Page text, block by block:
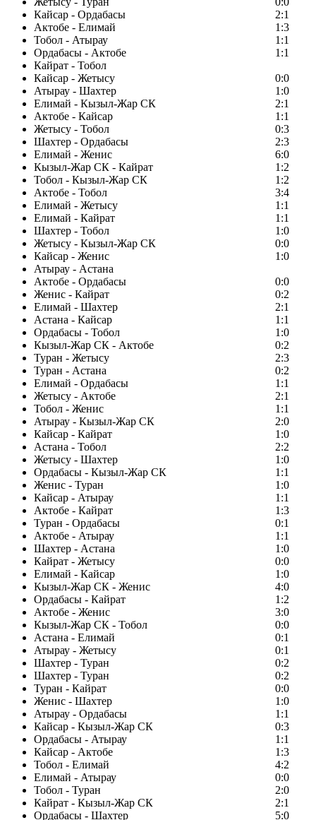
Кайсар - Ордабасы
2:1
Актобе - Елимай
1:3
Тобол - Атырау
1:1
Ордабасы - Актобе
1:1
Кайрат - Тобол
Кайсар - Жетысу
0:0
Атырау - Шахтер
1:0
Елимай - Кызыл-Жар СК
2:1
Актобе - Кайсар
1:1
Жетысу - Тобол
0:3
Шахтер - Ордабасы
2:3
Елимай - Женис
6:0
Кызыл-Жар СК - Кайрат
1:2
Тобол - Кызыл-Жар СК
1:2
Актобе - Тобол
3:4
Елимай - Жетысу
1:1
Елимай - Кайрат
1:1
Шахтер - Тобол
1:0
Жетысу - Кызыл-Жар СК
0:0
Кайсар - Женис
1:0
Атырау - Астана
Актобе - Ордабасы
0:0
Женис - Кайрат
0:2
Елимай - Шахтер
2:1
Астана - Кайсар
1:1
Ордабасы - Тобол
1:0
Кызыл-Жар СК - Актобе
0:2
Туран - Жетысу
2:3
Туран - Астана
0:2
Елимай - Ордабасы
1:1
Жетысу - Актобе
2:1
Тобол - Женис
1:1
Атырау - Кызыл-Жар СК
2:0
Кайсар - Кайрат
1:0
Астана - Тобол
2:2
Жетысу - Шахтер
1:0
Ордабасы - Кызыл-Жар СК
1:1
Женис - Туран
1:0
Кайсар - Атырау
1:1
Актобе - Кайрат
1:3
Туран - Ордабасы
0:1
Актобе - Атырау
1:1
Шахтер - Астана
1:0
Кайрат - Жетысу
0:0
Елимай - Кайсар
1:0
Кызыл-Жар СК - Женис
4:0
Ордабасы - Кайрат
1:2
Актобе - Женис
3:0
Кызыл-Жар СК - Тобол
0:0
Астана - Елимай
0:1
Атырау - Жетысу
0:1
Шахтер - Туран
0:2
Шахтер - Туран
0:2
Туран - Кайрат
0:0
Женис - Шахтер
1:0
Атырау - Ордабасы
1:1
Кайсар - Кызыл-Жар СК
0:3
Ордабасы - Атырау
1:1
Кайсар - Актобе
1:3
Тобол - Елимай
4:2
Елимай - Атырау
0:0
Тобол - Туран
2:0
Кайрат - Кызыл-Жар СК
2:1
Ордабасы - Шахтер
5:0